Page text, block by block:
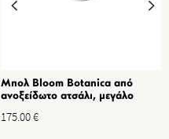
Μπολ Bloom Botanica από
ανοξείδωτο ατσάλι, μεγάλο
175.00€